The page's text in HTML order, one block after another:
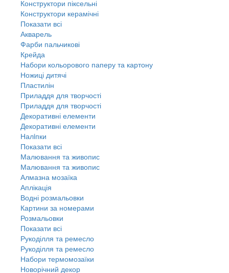
Конструктори піксельні
Конструктори керамічні
Показати всі
Акварель
Фарби пальчикові
Крейда
Набори кольорового паперу та картону
Ножиці дитячі
Пластилін
Приладдя для творчості
Приладдя для творчості
Декоративні елементи
Декоративні елементи
Налiпки
Показати всі
Малювання та живопис
Малювання та живопис
Алмазна мозаїка
Аплікація
Водні розмальовки
Картини за номерами
Розмальовки
Показати всі
Рукоділля та ремесло
Рукоділля та ремесло
Набори термомозаїки
Новорічний декор